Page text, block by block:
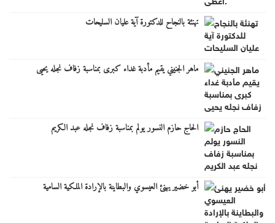
تهنئة بالنجاح للدكتورة آية عليان السليحات
ماهر الجنيني يقيم مأدبة غداء كبرى بمناسبة زفاف نجله يحيى
الحاج حازم النسور يولم بمناسبة زفاف نجله عبد الكريم
أبو خضير يهنئ العيسوي والبطاينة بالإرادة الملكية السامية